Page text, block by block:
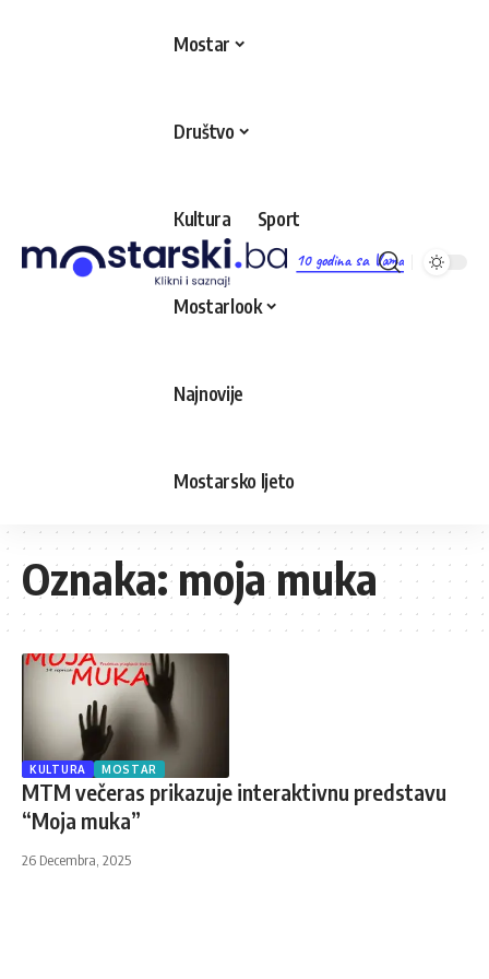
10 godina sa Vama
Mostar
Društvo
Kultura Sport
Mostarlook
Najnovije
Mostarsko ljeto
Oznaka:moja muka
KULTURA MOSTAR
MTM večeras prikazuje interaktivnu predstavu
“Moja muka”
26 Decembra, 2025